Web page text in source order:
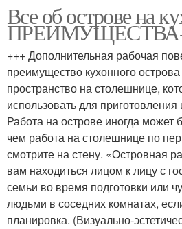
Все об острове на
+++ Дополнительная рабочая
преимущество кухонного
пространство на столешнице,
использовать для
Работа на острове иногда может
чем работа на столешнице по
смотрите на стену. «Островная
вам находиться лицом к лицу с
семьи во время подготовки или
людьми в соседних комнатах,
планировка. (Визуально-